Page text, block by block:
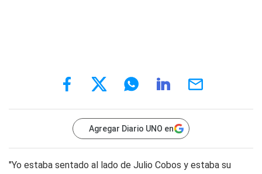
Agregar Diario UNO en
"Yo estaba sentado al lado de Julio Cobos y estaba su